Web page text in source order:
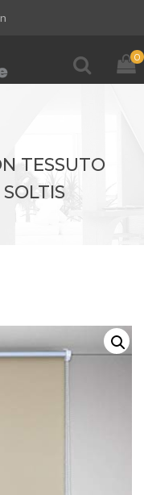
0
TESSUTO